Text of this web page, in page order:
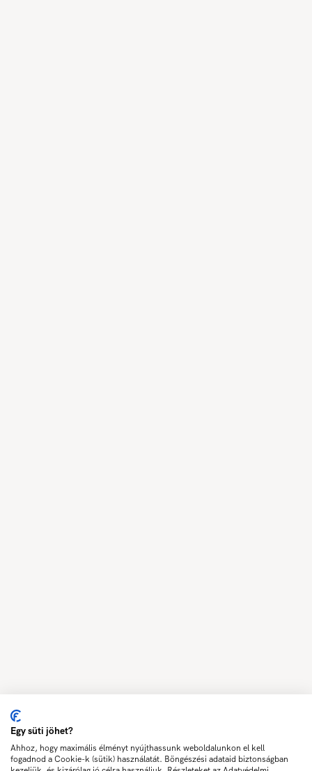
Egy süti jöhet?
Ahhoz, hogy maximális élményt nyújthassunk weboldalunkon el kell
fogadnod a Cookie-k (sütik) használatát. Böngészési adataid biztonságban